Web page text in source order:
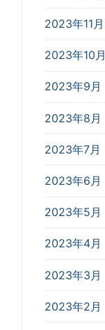
2023年11月
2023年10月
2023年9月
2023年8月
2023年7月
2023年6月
2023年5月
2023年4月
2023年3月
2023年2月